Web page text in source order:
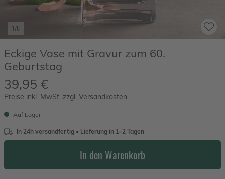
1/6
Eckige Vase mit Gravur zum 60.
Geburtstag
39,95 €
Preise inkl. MwSt. zzgl. Versandkosten
Auf Lager
In 24h versandfertig • Lieferung in 1–2 Tagen
In den Warenkorb